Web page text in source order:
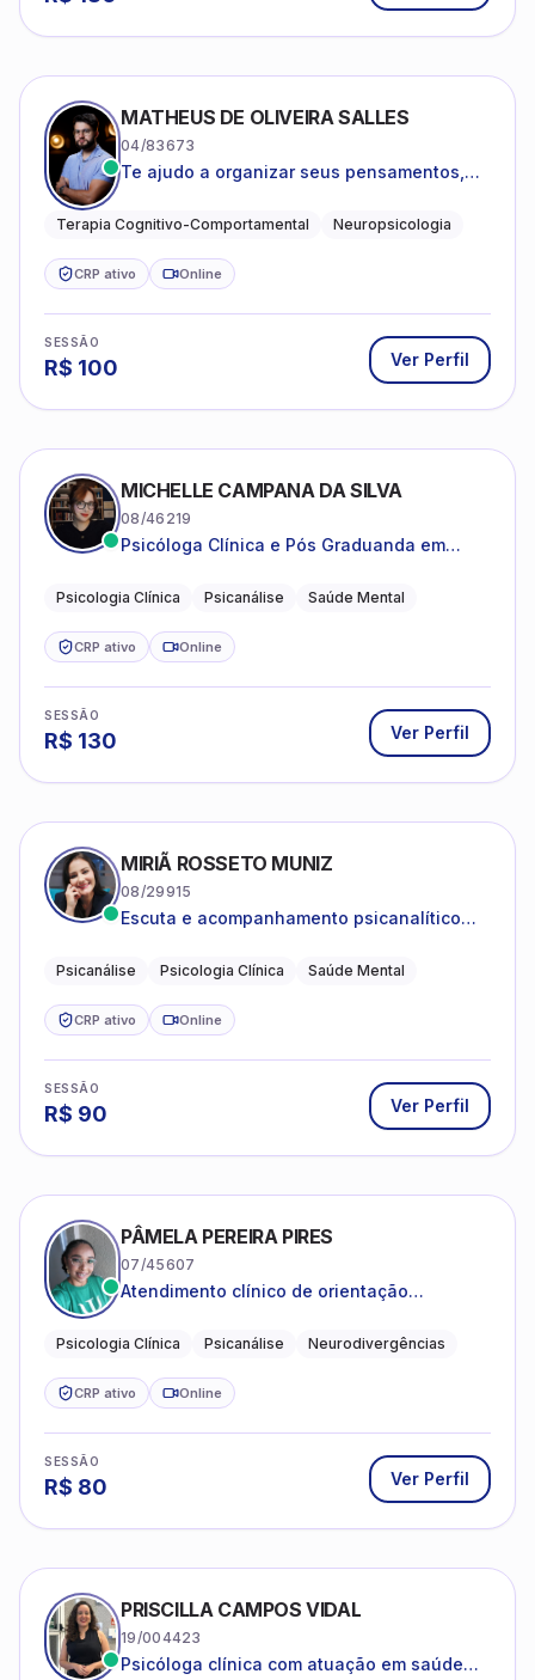
MATHEUS DE OLIVEIRA SALLES
04/83673
Te ajudo a organizar seus pensamentos,
clareza e sentido, com uma terapia
Terapia Cognitivo-Comportamental Neuropsicologia
CRP ativo Online
SESSÃO
R$ 100 Ver Perfil
MICHELLE CAMPANA DA SILVA
08/46219
Psicóloga Clínica e Pós Graduanda em
Psicologia Clínica Psicanálise Saúde Mental
CRP ativo Online
SESSÃO
R$ 130 Ver Perfil
MIRIÃ ROSSETO MUNIZ
08/29915
Escuta e acompanhamento psicanalítico
Psicanálise Psicologia Clínica Saúde Mental
CRP ativo Online
SESSÃO
R$ 90 Ver Perfil
PÂMELA PEREIRA PIRES
07/45607
Atendimento clínico de orientação
crianças neurotípicas
Psicologia Clínica Psicanálise Neurodivergências
CRP ativo Online
SESSÃO
R$ 80 Ver Perfil
PRISCILLA CAMPOS VIDAL
19/004423
Psicóloga clínica com atuação em saúde